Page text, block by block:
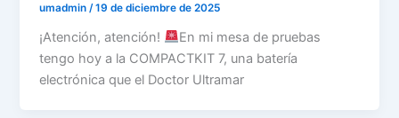
umadmin/19 de diciembre de 2025
¡Atención, atención!
En mi mesa de pruebas
tengo hoy a la COMPACTKIT 7, una batería
electrónica que el Doctor Ultramar